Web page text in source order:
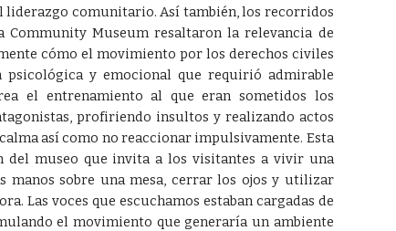
liderazgo comunitario. Así también, los recorridos
Museum resaltaron la relevancia de
cómo el movimiento por los derechos civiles
psicológica y emocional que requirió admirable
el entrenamiento al que eran sometidos los
profiriendo insultos y realizando actos
así como no reaccionar impulsivamente. Esta
del museo que invita a los visitantes a vivir una
manos sobre una mesa, cerrar los ojos y utilizar
Las voces que escuchamos estaban cargadas de
el movimiento que generaría un ambiente